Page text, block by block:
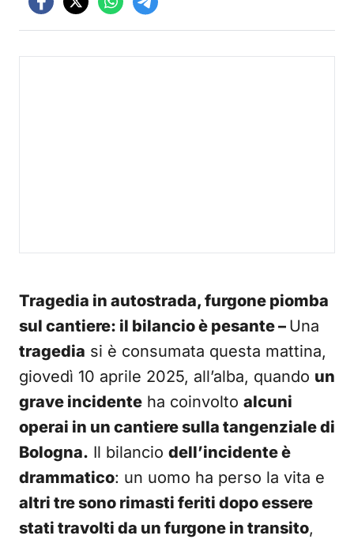
Tragedia in autostrada, furgone piomba
sul cantiere: il bilancio è pesante – Una
tragedia si è consumata questa mattina,
giovedì 10 aprile 2025, all’alba, quando un
grave incidente ha coinvolto alcuni
operai in un cantiere sulla tangenziale di
Bologna. Il bilancio dell’incidente è
drammatico: un uomo ha perso la vita e
altri tre sono rimasti feriti dopo essere
stati travolti da un furgone in transito,